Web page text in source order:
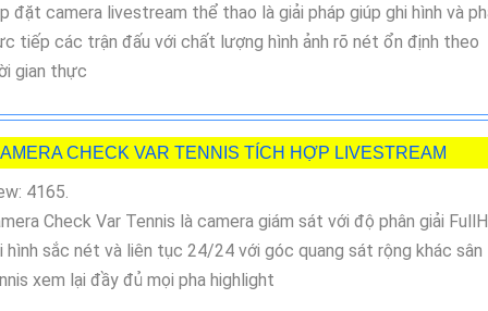
đặt camera livestream thể thao là giải pháp giúp ghi hình và
tiếp các trận đấu với chất lượng hình ảnh rõ nét ổn định theo
gian thực
CHECK VAR TENNIS TÍCH HỢP LIVESTREAM
4165.
Check Var Tennis là camera giám sát với độ phân giải
hình sắc nét và liên tục 24/24 với góc quang sát rộng khác sân
xem lại đầy đủ mọi pha highlight